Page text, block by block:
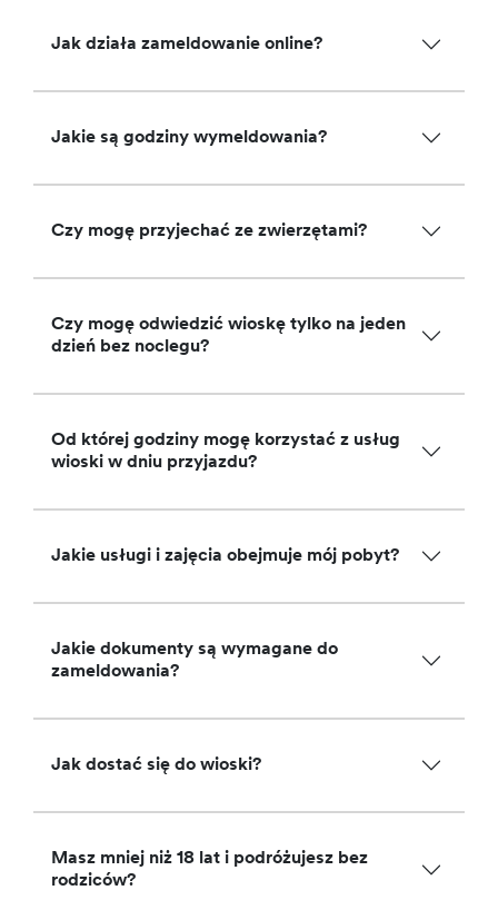
Jak działa zameldowanie online?
Jakie są godziny wymeldowania?
Czy mogę przyjechać ze zwierzętami?
Czy mogę odwiedzić wioskę tylko na jeden
dzień bez noclegu?
Od której godziny mogę korzystać z usług
wioski w dniu przyjazdu?
Jakie usługi i zajęcia obejmuje mój pobyt?
Jakie dokumenty są wymagane do
zameldowania?
Jak dostać się do wioski?
Masz mniej niż 18 lat i podróżujesz bez
rodziców?